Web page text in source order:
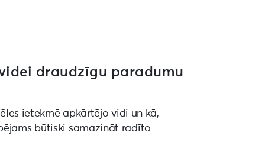
draudzīgu paradumu
ietekmē apkārtējo vidi un kā,
būtiski samazināt radīto